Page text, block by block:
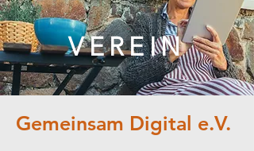
VEREIN
Gemeinsam Digital e.V.